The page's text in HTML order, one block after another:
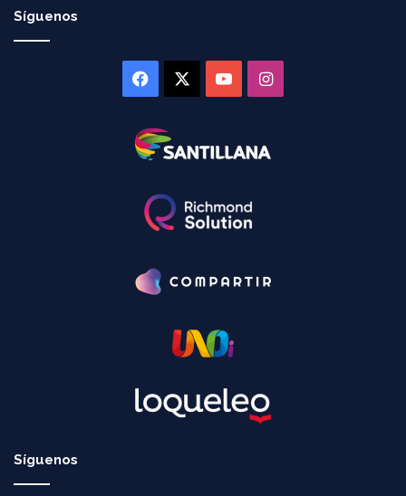
Síguenos
Facebook YouTubeInstagram
Síguenos